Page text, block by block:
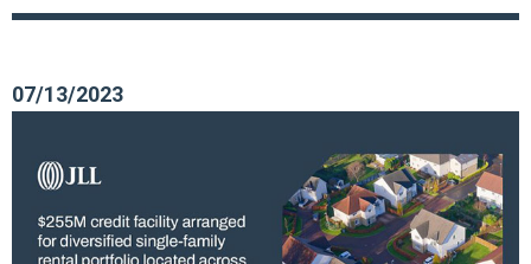
07/13/2023